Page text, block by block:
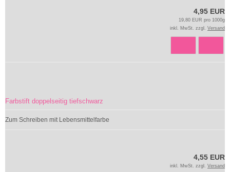
4,95 EUR
19,80 EUR pro 1000g
inkl. MwSt. zzgl. Versand
Farbstift doppelseitig tiefschwarz
Zum Schreiben mit Lebensmittelfarbe
4,55 EUR
inkl. MwSt. zzgl. Versand